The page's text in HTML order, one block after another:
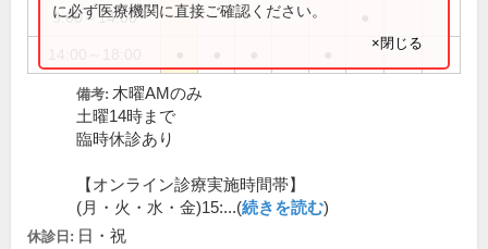
9:00～14:00
に必ず医療機関に直接ご確認ください。
×閉じる
備考: 木曜AMのみ
土曜14時まで
臨時休診あり
【オンライン診療実施時間帯】
(月・火・水・金)15:...(続きを読む)
休診日: 日・祝